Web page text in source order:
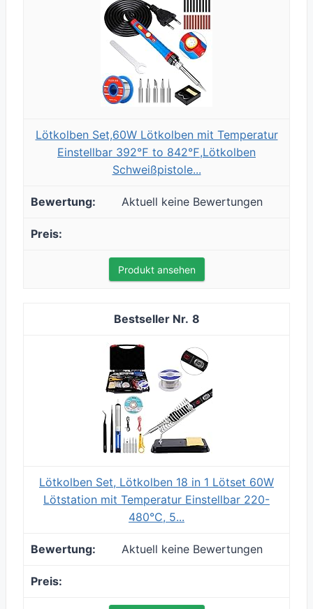
Lötkolben Set,60W Lötkolben mit Temperatur
Einstellbar 392℉ to 842℉,Lötkolben
Schweißpistole...
Aktuell keine Bewertungen
Produkt ansehen
8
Lötkolben Set, Lötkolben 18 in 1 Lötset 60W
Lötstation mit Temperatur Einstellbar 220-
480°C, 5...
Aktuell keine Bewertungen